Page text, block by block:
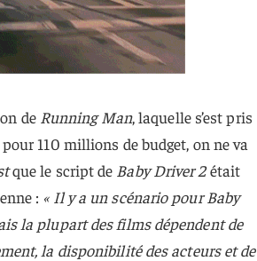
de Running Man, laquelle s’est pris
110 millions de budget, on ne va
que le script de Baby Driver 2était
: « Il y a un scénario pour Baby
la plupart des films dépendent de
la disponibilité des acteurs et de